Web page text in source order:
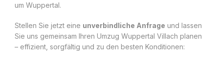
um Wuppertal.
Stellen Sie jetzt eine unverbindliche Anfrage und lassen
Sie uns gemeinsam Ihren Umzug Wuppertal Villach planen
– effizient, sorgfältig und zu den besten Konditionen: